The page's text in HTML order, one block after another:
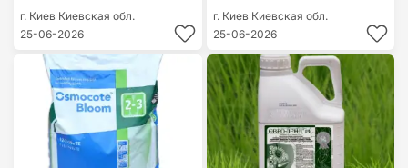
г. Киев Киевская обл.
25-06-2026
г. Киев Киевская обл.
25-06-2026